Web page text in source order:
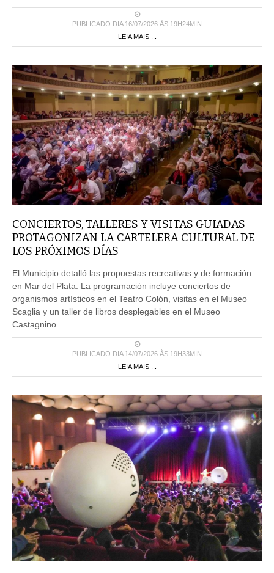
PUBLICADO DIA 16/07/2026 ÀS 19H24MIN
LEIA MAIS ...
CONCIERTOS, TALLERES Y VISITAS GUIADAS
PROTAGONIZAN LA CARTELERA CULTURAL DE
LOS PRÓXIMOS DÍAS
El Municipio detalló las propuestas recreativas y de formación
en Mar del Plata. La programación incluye conciertos de
organismos artísticos en el Teatro Colón, visitas en el Museo
Scaglia y un taller de libros desplegables en el Museo
Castagnino.
PUBLICADO DIA 14/07/2026 ÀS 19H33MIN
LEIA MAIS ...